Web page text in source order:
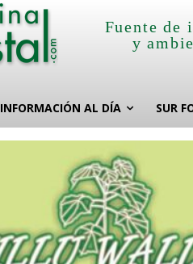
Fuente
y
INFORMACIÓN AL DÍA SUR